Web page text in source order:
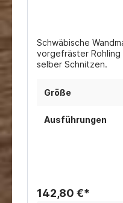
Schwäbische
vorgefräster Rohling
selber Schnitzen.
Größe
Ausführungen
142,80 €*